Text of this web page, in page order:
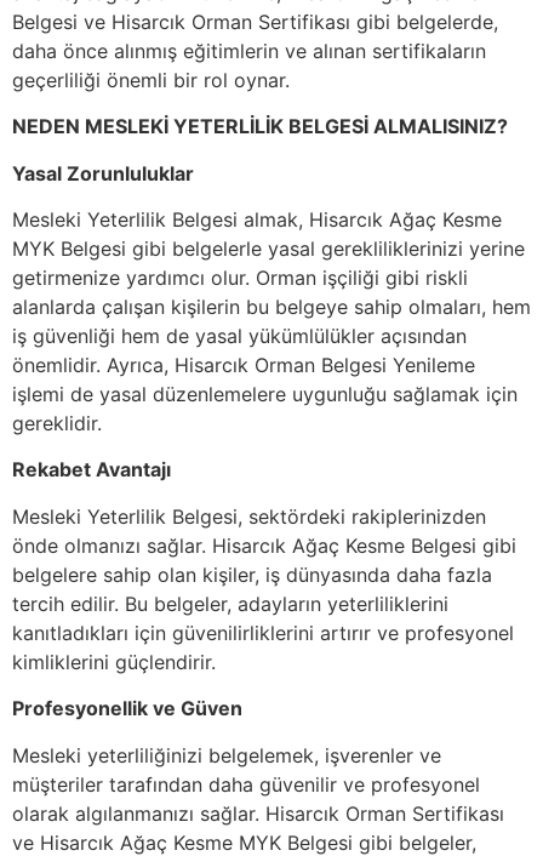
Belgesi ve Hisarcık Orman Sertifikası gibi belgelerde,
daha önce alınmış eğitimlerin ve alınan sertifikaların
geçerliliği önemli bir rol oynar.
NEDEN MESLEKİ YETERLİLİK BELGESİ ALMALISINIZ?
Yasal Zorunluluklar
Mesleki Yeterlilik Belgesi almak, Hisarcık Ağaç Kesme
MYK Belgesi gibi belgelerle yasal gerekliliklerinizi yerine
getirmenize yardımcı olur. Orman işçiliği gibi riskli
alanlarda çalışan kişilerin bu belgeye sahip olmaları, hem
iş güvenliği hem de yasal yükümlülükler açısından
önemlidir. Ayrıca, Hisarcık Orman Belgesi Yenileme
işlemi de yasal düzenlemelere uygunluğu sağlamak için
gereklidir.
Rekabet Avantajı
Mesleki Yeterlilik Belgesi, sektördeki rakiplerinizden
önde olmanızı sağlar. Hisarcık Ağaç Kesme Belgesi gibi
belgelere sahip olan kişiler, iş dünyasında daha fazla
tercih edilir. Bu belgeler, adayların yeterliliklerini
kanıtladıkları için güvenilirliklerini artırır ve profesyonel
kimliklerini güçlendirir.
Profesyonellik ve Güven
Mesleki yeterliliğinizi belgelemek, işverenler ve
müşteriler tarafından daha güvenilir ve profesyonel
olarak algılanmanızı sağlar. Hisarcık Orman Sertifikası
ve Hisarcık Ağaç Kesme MYK Belgesi gibi belgeler,